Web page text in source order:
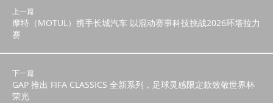
上一篇
摩特（MOTUL）携手长城汽车 以混动赛事科技挑战2026环塔拉力
赛
下一篇
​GAP 推出 FIFA CLASSICS 全新系列，足球灵感限定款致敬世界杯
荣光